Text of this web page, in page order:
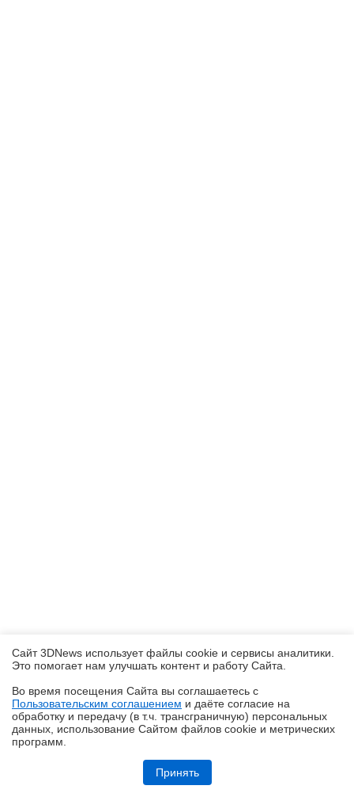
realme P4, realme P4x и realme P4 Lite: заход в ту же реку, но с
Сайт 3DNews использует файлы cookie и сервисы аналитики.
Это помогает нам улучшать контент и работу Cайта.
Во время посещения Cайта вы соглашаетесь с
Пользовательским соглашением и даёте согласие на
обработку и передачу (в т.ч. трансграничную) персональных
данных, использование Cайтом файлов cookie и метрических
программ.
Принять